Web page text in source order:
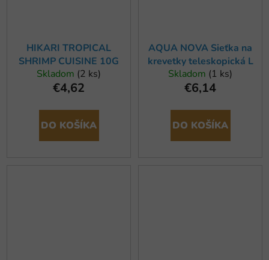
HIKARI TROPICAL
SHRIMP CUISINE 10G
Skladom (2 ks)
€4,62
DO KOŠÍKA
AQUA NOVA Sieťka na
krevetky teleskopická L
Skladom (1 ks)
€6,14
DO KOŠÍKA